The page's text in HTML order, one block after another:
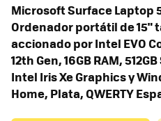
Microsoft Surface Laptop
Ordenador portátil de 15"
accionado por Intel EVO
12th Gen, 16GB RAM,
Intel Iris Xe Graphics y
Home, Plata, QWERTY